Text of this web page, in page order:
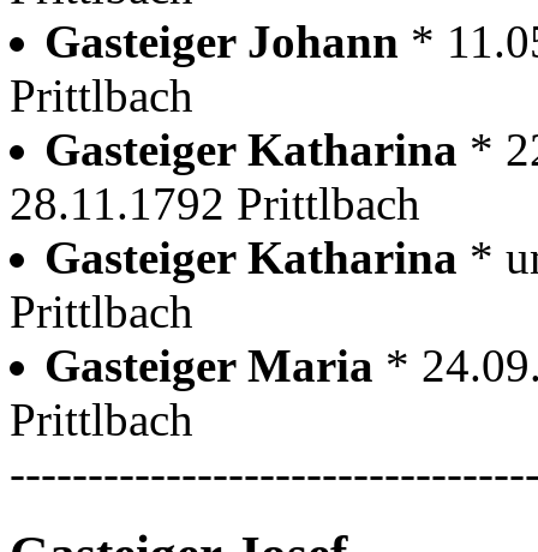
Gasteiger Johann *
Prittlbach
Gasteiger Katharina *
28.11.1792 Prittlbach
Gasteiger Katharina *
Prittlbach
Gasteiger Maria *
Prittlbach